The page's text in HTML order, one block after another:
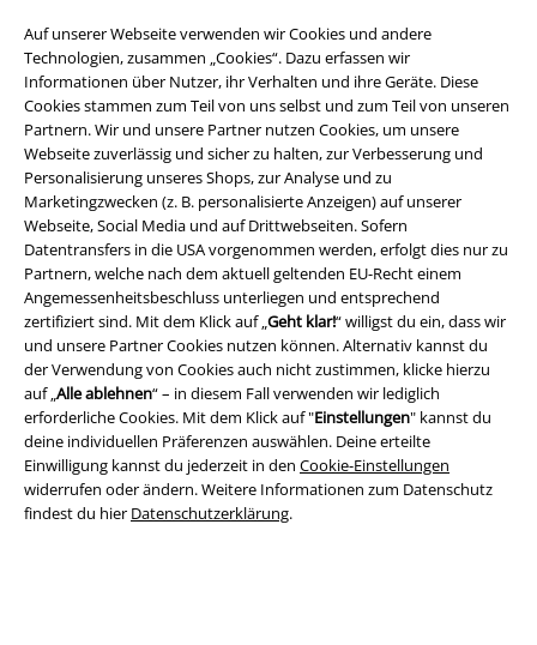
Auf unserer Webseite verwenden wir Cookies und andere
Technologien, zusammen „Cookies“. Dazu erfassen wir
Informationen über Nutzer, ihr Verhalten und ihre Geräte. Diese
Cookies stammen zum Teil von uns selbst und zum Teil von unseren
Partnern. Wir und unsere Partner nutzen Cookies, um unsere
Webseite zuverlässig und sicher zu halten, zur Verbesserung und
Personalisierung unseres Shops, zur Analyse und zu
Marketingzwecken (z. B. personalisierte Anzeigen) auf unserer
Webseite, Social Media und auf Drittwebseiten. Sofern
Datentransfers in die USA vorgenommen werden, erfolgt dies nur zu
Partnern, welche nach dem aktuell geltenden EU-Recht einem
Angemessenheitsbeschluss unterliegen und entsprechend
zertifiziert sind. Mit dem Klick auf „ Geht klar!“ willigst du ein, dass wir
und unsere Partner Cookies nutzen können. Alternativ kannst du
der Verwendung von Cookies auch nicht zustimmen, klicke hierzu
auf „ Alle ablehnen“ – in diesem Fall verwenden wir lediglich
erforderliche Cookies. Mit dem Klick auf "Einstellungen" kannst du
deine individuellen Präferenzen auswählen. Deine erteilte
Einwilligung kannst du jederzeit in den Cookie-Einstellungen
widerrufen oder ändern. Weitere Informationen zum Datenschutz
findest du hier Datenschutzerklärung.
Rechtliches
AGB
Impressum
Datenschutz
Entsorgung und Umweltschutz